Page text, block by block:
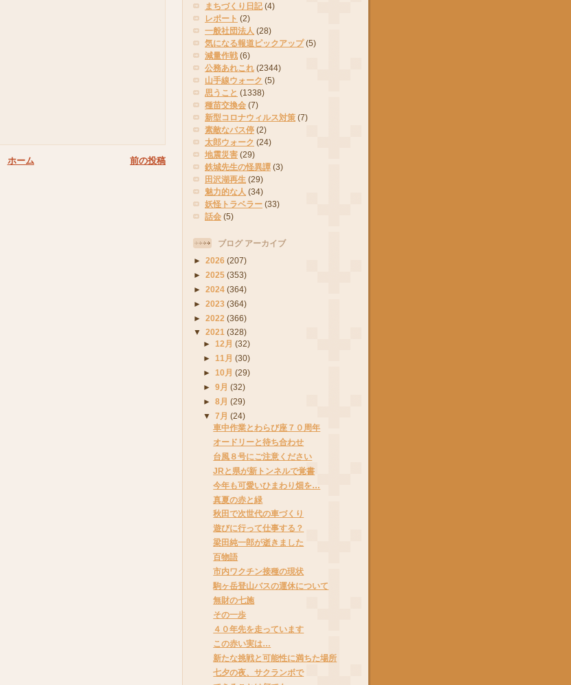
前の投稿
ホーム
まちづくり日記 (4)
レポート (2)
一般社団法人 (28)
気になる報道ピックアップ (5)
減量作戦 (6)
公務あれこれ (2344)
山手線ウォーク (5)
思うこと (1338)
種苗交換会 (7)
新型コロナウィルス対策 (7)
素敵なバス停 (2)
太郎ウォーク (24)
地震災害 (29)
鉄城先生の怪異譚 (3)
田沢湖再生 (29)
魅力的な人 (34)
妖怪トラベラー (33)
話会 (5)
ブログ アーカイブ
► 2026 (207)
► 2025 (353)
► 2024 (364)
► 2023 (364)
► 2022 (366)
▼ 2021 (328)
► 12月(32)
► 11月(30)
► 10月(29)
►9月(32)
►8月(29)
▼7月(24)
車中作業とわらび座７０周年
オードリーと待ち合わせ
台風８号にご注意ください
JRと県が新トンネルで覚書
今年も可愛いひまわり畑を…
真夏の赤と緑
秋田で次世代の車づくり
遊びに行って仕事する？
梁田純一郎が逝きました
百物語
市内ワクチン接種の現状
駒ヶ岳登山バスの運休について
無財の七施
その一歩
４０年先を走っています
この赤い実は…
新たな挑戦と可能性に満ちた場所
七夕の夜、サクランボで